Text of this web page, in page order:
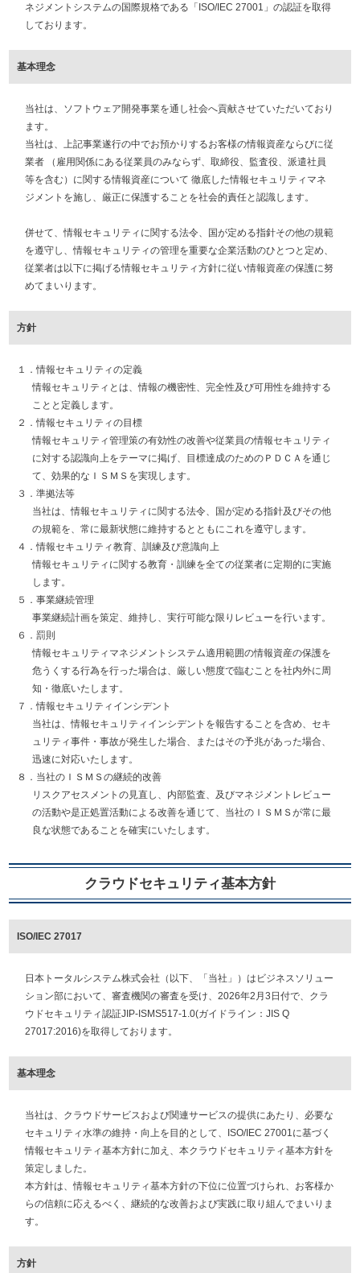
ネジメントシステムの国際規格である「ISO/IEC 27001」の認証を取得
しております。
基本理念
当社は、ソフトウェア開発事業を通し社会へ貢献させていただいており
ます。
当社は、上記事業遂行の中でお預かりするお客様の情報資産ならびに従
業者 （雇用関係にある従業員のみならず、取締役、監査役、派遣社員
等を含む）に関する情報資産について 徹底した情報セキュリティマネ
ジメントを施し、厳正に保護することを社会的責任と認識します。
併せて、情報セキュリティに関する法令、国が定める指針その他の規範
を遵守し、情報セキュリティの管理を重要な企業活動のひとつと定め、
従業者は以下に掲げる情報セキュリティ方針に従い情報資産の保護に努
めてまいります。
方針
１．情報セキュリティの定義
情報セキュリティとは、情報の機密性、完全性及び可用性を維持する
ことと定義します。
２．情報セキュリティの目標
情報セキュリティ管理策の有効性の改善や従業員の情報セキュリティ
に対する認識向上をテーマに掲げ、目標達成のためのＰＤＣＡを通じ
て、効果的なＩＳＭＳを実現します。
３．準拠法等
当社は、情報セキュリティに関する法令、国が定める指針及びその他
の規範を、常に最新状態に維持するとともにこれを遵守します。
４．情報セキュリティ教育、訓練及び意識向上
情報セキュリティに関する教育・訓練を全ての従業者に定期的に実施
します。
５．事業継続管理
事業継続計画を策定、維持し、実行可能な限りレビューを行います。
６．罰則
情報セキュリティマネジメントシステム適用範囲の情報資産の保護を
危うくする行為を行った場合は、厳しい態度で臨むことを社内外に周
知・徹底いたします。
７．情報セキュリティインシデント
当社は、情報セキュリティインシデントを報告することを含め、セキ
ュリティ事件・事故が発生した場合、またはその予兆があった場合、
迅速に対応いたします。
８．当社のＩＳＭＳの継続的改善
リスクアセスメントの見直し、内部監査、及びマネジメントレビュー
の活動や是正処置活動による改善を通じて、当社のＩＳＭＳが常に最
良な状態であることを確実にいたします。
クラウドセキュリティ基本方針
ISO/IEC 27017
日本トータルシステム株式会社（以下、「当社」）はビジネスソリュー
ション部において、審査機関の審査を受け、2026年2月3日付で、クラ
ウドセキュリティ認証JIP-ISMS517-1.0(ガイドライン：JIS Q
27017:2016)を取得しております。
基本理念
当社は、クラウドサービスおよび関連サービスの提供にあたり、必要な
セキュリティ水準の維持・向上を目的として、ISO/IEC 27001に基づく
情報セキュリティ基本方針に加え、本クラウドセキュリティ基本方針を
策定しました。
本方針は、情報セキュリティ基本方針の下位に位置づけられ、お客様か
らの信頼に応えるべく、継続的な改善および実践に取り組んでまいりま
す。
方針